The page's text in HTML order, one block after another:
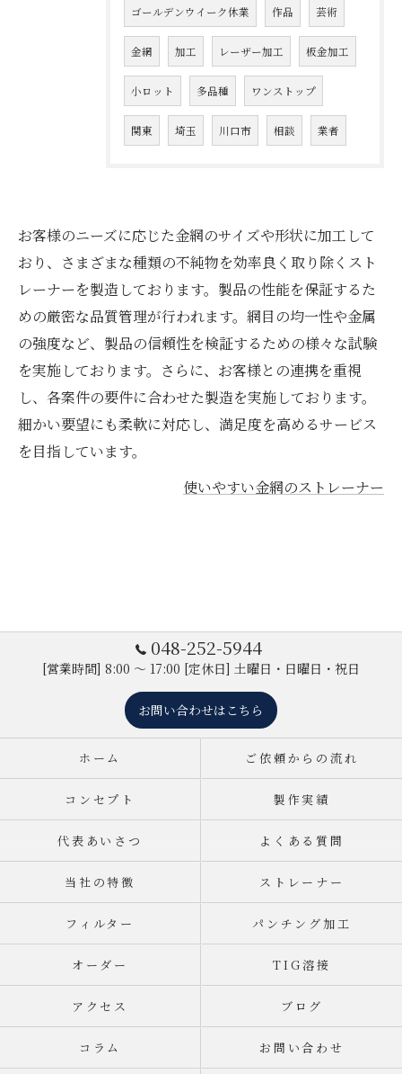
ゴールデンウイーク休業 作品 芸術
金網 加工 レーザー加工 板金加工
小ロット 多品種 ワンストップ
関東 埼玉 川口市 相談 業者
お客様のニーズに応じた金網のサイズや形状に加工して
おり、さまざまな種類の不純物を効率良く取り除くスト
レーナーを製造しております。製品の性能を保証するた
めの厳密な品質管理が行われます。網目の均一性や金属
の強度など、製品の信頼性を検証するための様々な試験
を実施しております。さらに、お客様との連携を重視
し、各案件の要件に合わせた製造を実施しております。
細かい要望にも柔軟に対応し、満足度を高めるサービス
を目指しています。
使いやすい金網のストレーナー
048-252-5944
[営業時間] 8:00 ～ 17:00 [定休日] 土曜日・日曜日・祝日
お問い合わせはこちら
ホーム ご依頼からの流れ
コンセプト 製作実績
代表あいさつ よくある質問
当社の特徴 ストレーナー
フィルター パンチング加工
オーダー TIG溶接
アクセス ブログ
コラム お問い合わせ